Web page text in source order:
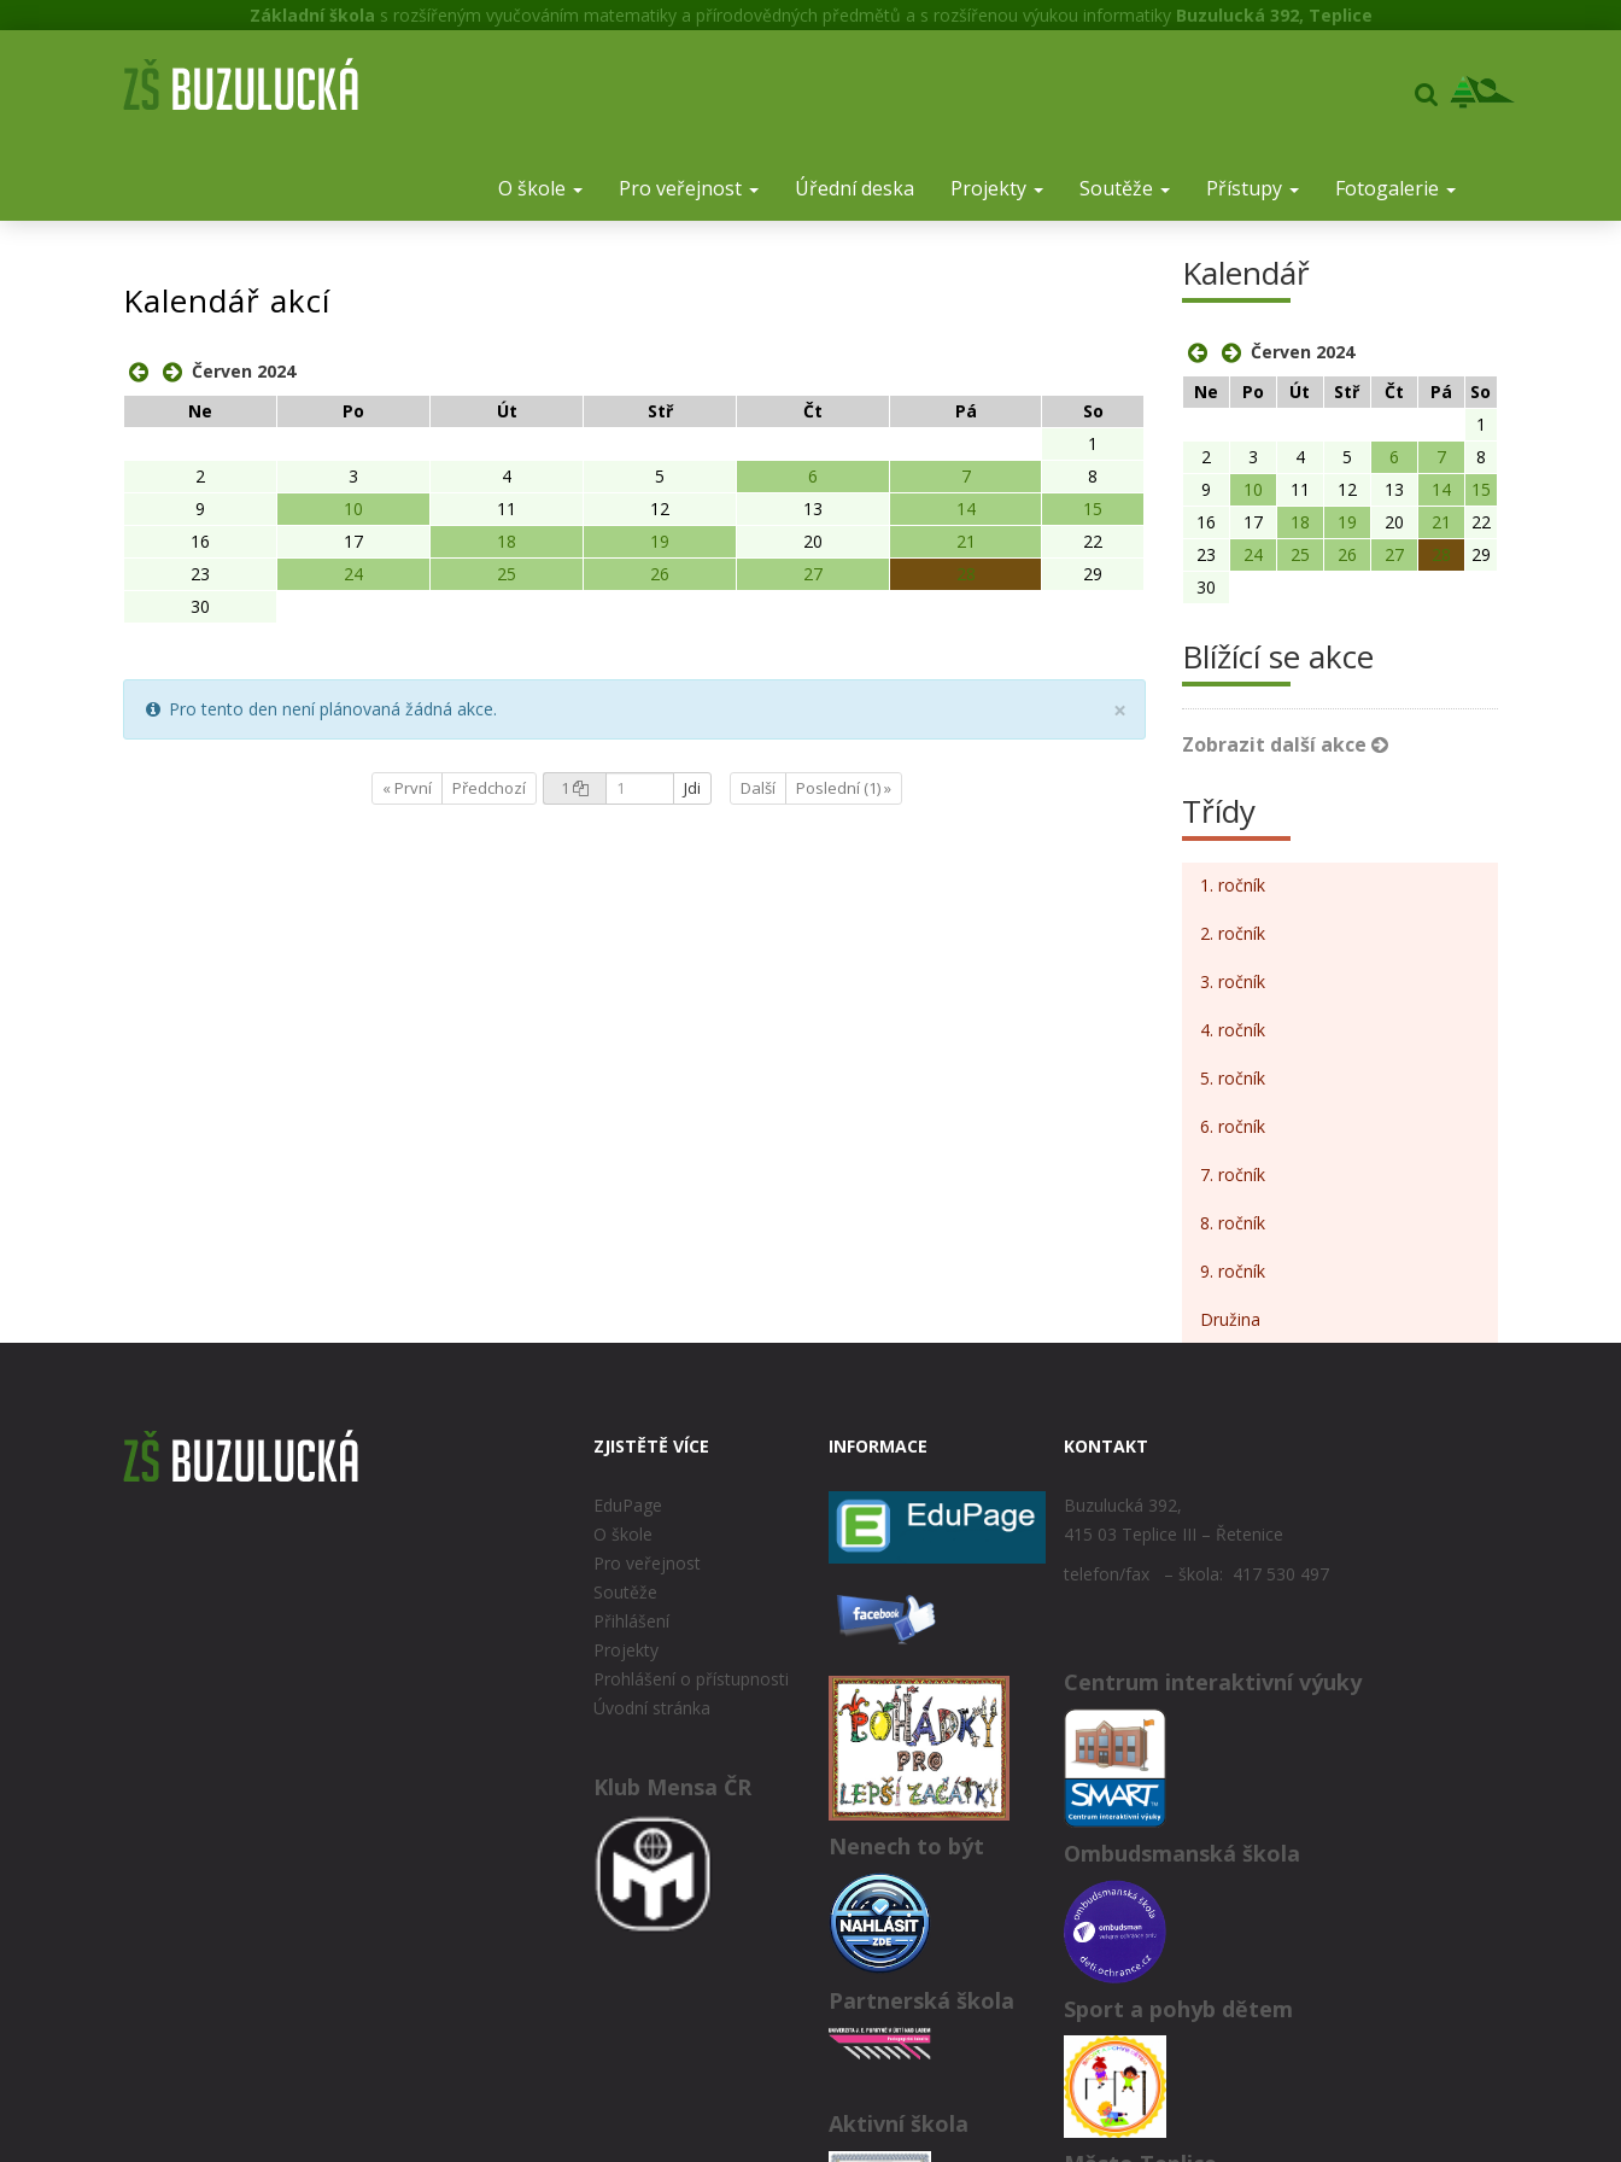
Základní škola s rozšířeným vyučováním matematiky a přírodovědných předmětů a s rozšířenou výukou informatiky Buzulucká 392, Teplice
O škole Pro veřejnost Úřední deska Projekty Soutěže Přístupy Fotogalerie
Kalendář akcí
Červen 2024
Ne
Po Út Stř Čt Pá
So
1
2
3 4 5 6 7
8
9
10 11 12 13 14
15
16
17 18 19 20 21
22
23
24 25 26 27 28
29
30
×Close
Pro tento den není plánovaná žádná akce.
« První Předchozí 1 Jdi Další Poslední (1) »
Kalendář
Červen 2024
Ne
Po Út Stř Čt Pá
So
1
2
3 4 5 6 7
8
9
10 11 12 13 14
15
16
17 18 19 20 21
22
23
24 25 26 27 28
29
30
Blížící se akce
Zobrazit další akce
Třídy
1. ročník
2. ročník
3. ročník
4. ročník
5. ročník
6. ročník
7. ročník
8. ročník
9. ročník
Družina
ZJISTĚTĚ VÍCE
EduPage
O škole
Pro veřejnost
Soutěže
Přihlášení
Projekty
Prohlášení o přístupnosti
Úvodní stránka
Klub Mensa ČR
INFORMACE
Nenech to být
Partnerská škola
Aktivní škola
KONTAKT
Buzulucká 392,
415 03 Teplice III – Řetenice
telefon/fax – škola: 417 530 497
Centrum interaktivní výuky
Ombudsmanská škola
Sport a pohyb dětem